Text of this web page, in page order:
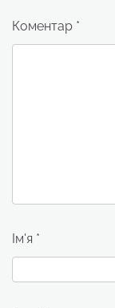
Коментар *
Ім'я *